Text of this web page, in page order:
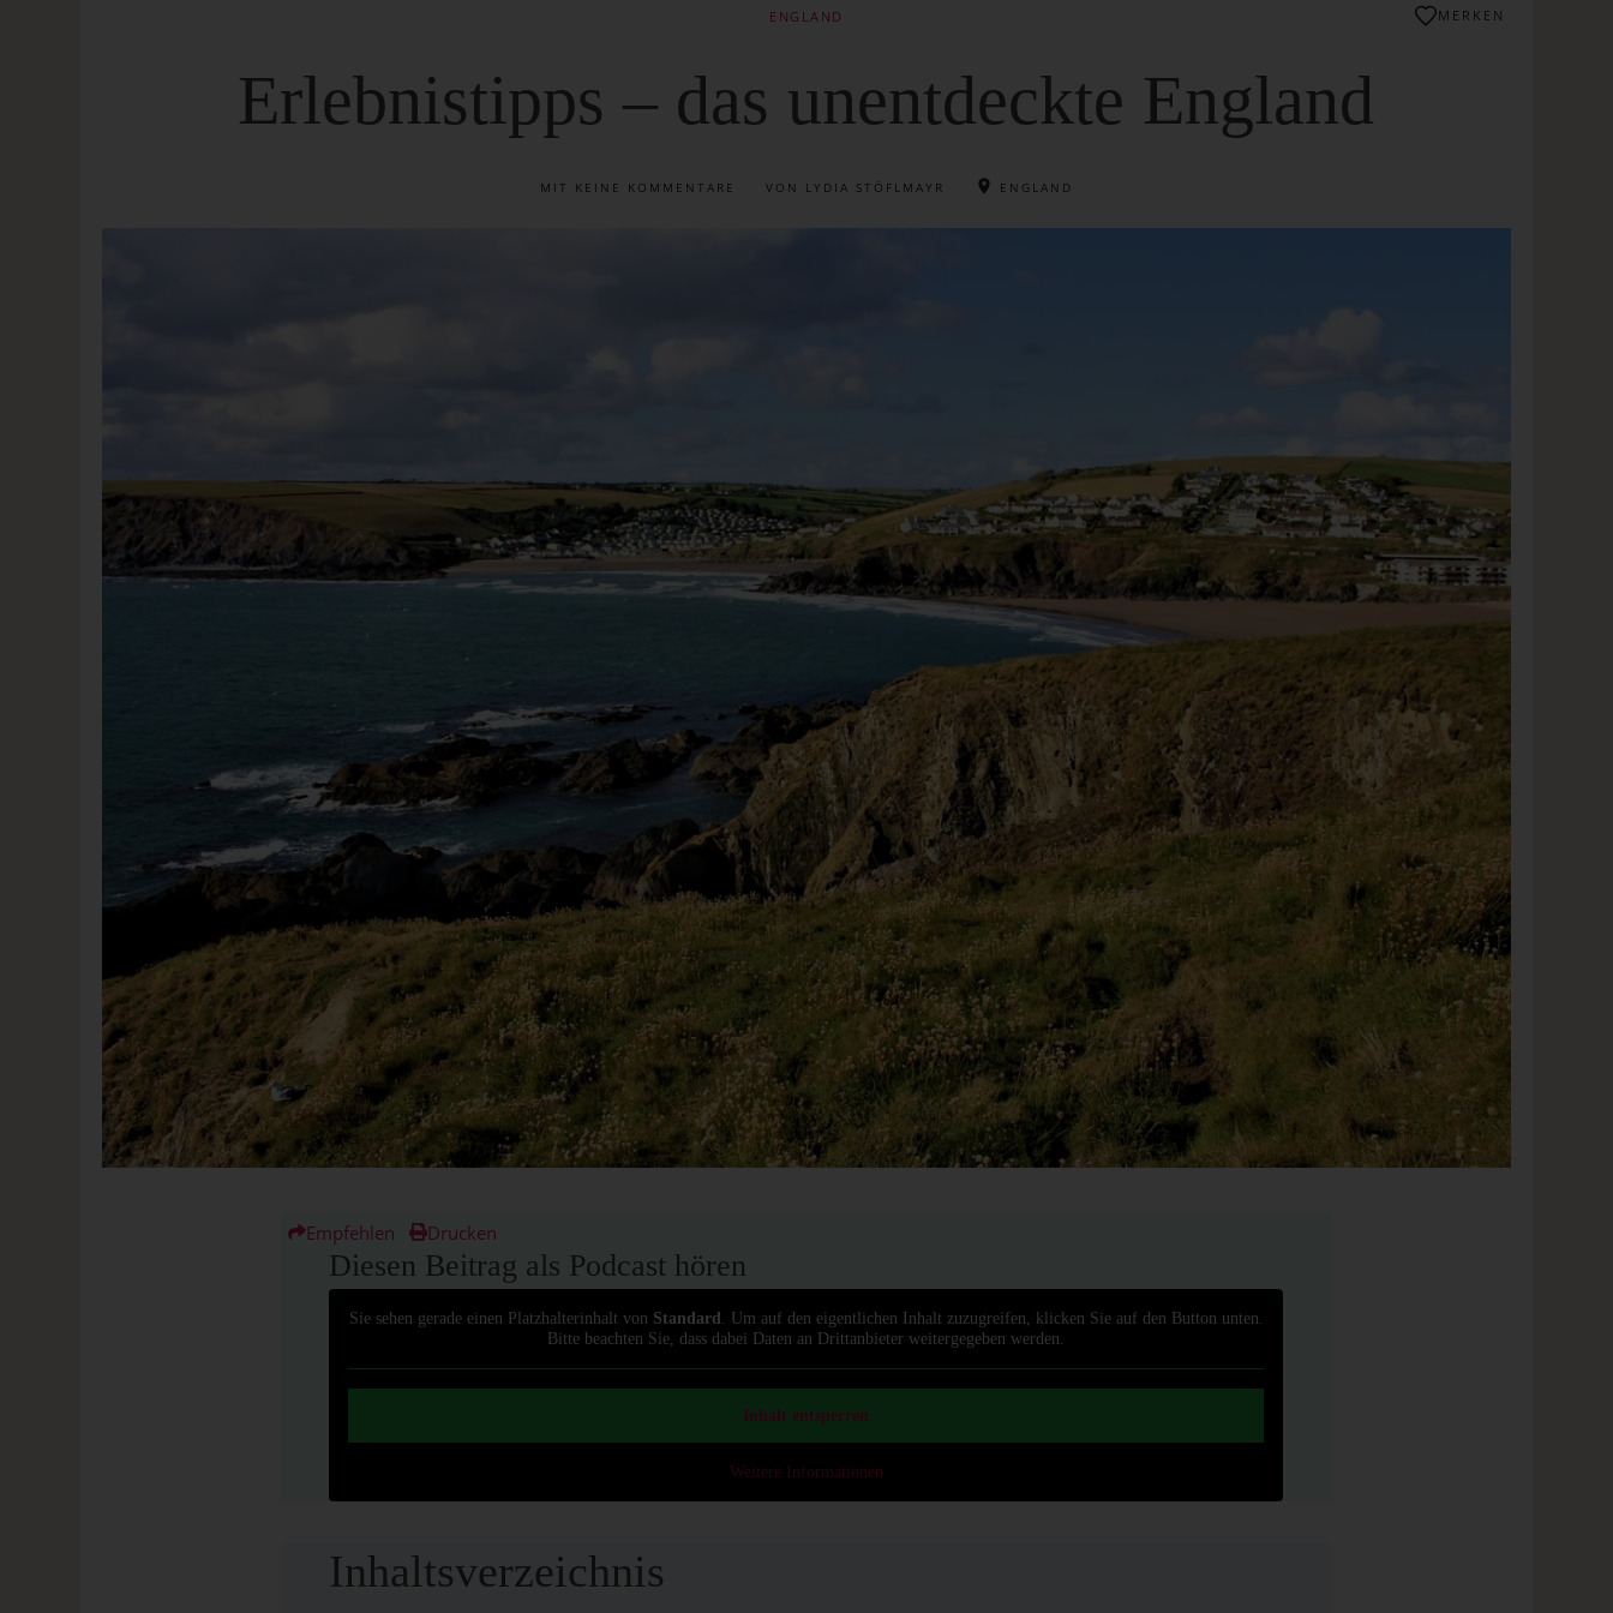
ENGLAND
Erlebnistipps – das unentdeckte England
MIT KEINE KOMMENTARE VON LYDIA STÖFLMAYR ENGLAND
MERKEN
Empfehlen Drucken
Diesen Beitrag als Podcast hören
Sie sehen gerade einen Platzhalterinhalt von Standard . Um auf den eigentlichen Inhalt zuzugreifen, klicken Sie auf den Button unten.
Bitte beachten Sie, dass dabei Daten an Drittanbieter weitergegeben werden.
Inhalt entsperren
Weitere Informationen
Inhaltsverzeichnis